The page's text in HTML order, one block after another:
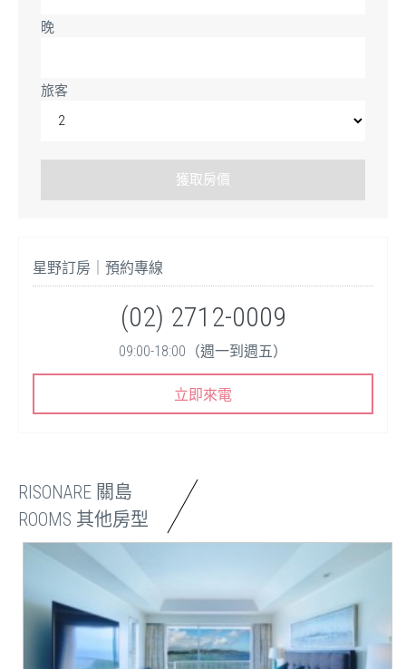
晚
旅客
星野訂房｜預約專線
(02) 2712-0009
09:00-18:00（週一到週五）
立即來電
RISONARE 關島
ROOMS 其他房型